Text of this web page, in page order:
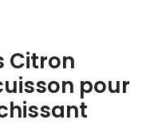
Citron
pour